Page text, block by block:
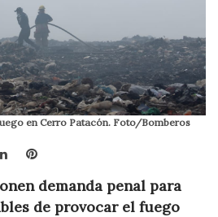
en Cerro Patacón. Foto/Bomberos
LinkedInPinterest
demanda penal para
de provocar el fuego